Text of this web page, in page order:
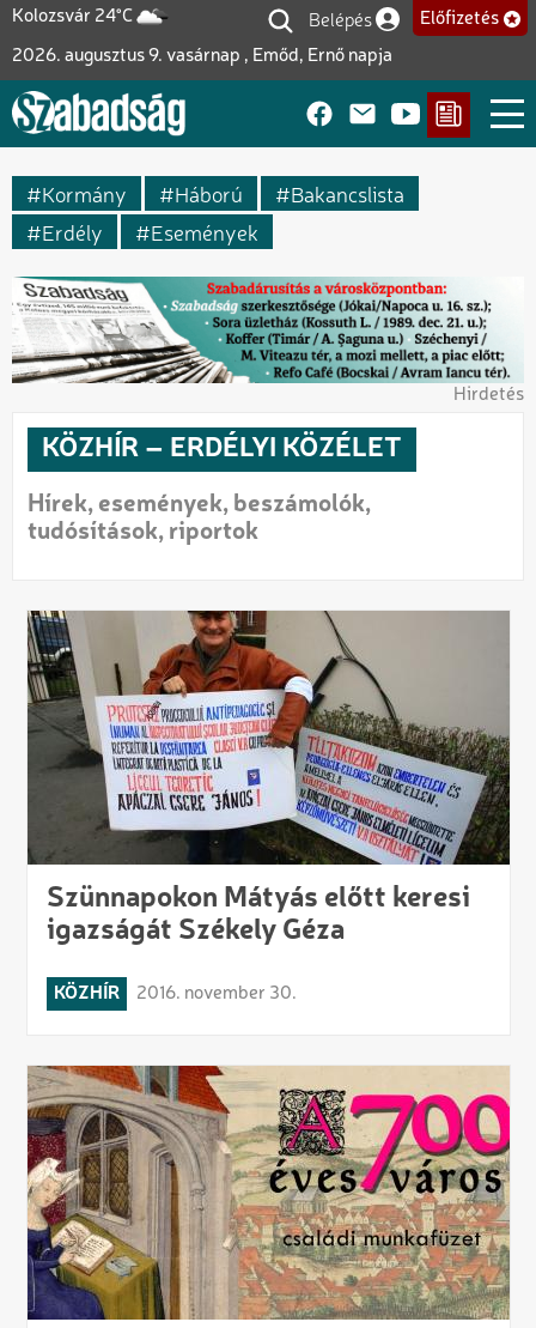
Ugrás
tartalomra
Kolozsvár 24°C
2026. augusztus 9. vasárnap , Emőd, Ernő napja
Felhasználói fiók
Belépés Előfizetés
Kormány Háború
Bakancslista
Erdély
Események
Hirdetés
KÖZHÍR – ERDÉLYI KÖZÉLET
Hírek, események, beszámolók,
tudósítások, riportok
Szünnapokon Mátyás előtt keresi
igazságát Székely Géza
KÖZHÍR 2016. november 30.